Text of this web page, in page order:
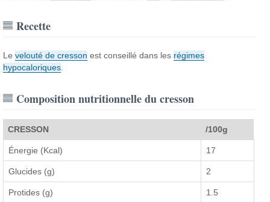
Recette
Levelouté de cresson est conseillé dans les régimes
hypocaloriques
Composition nutritionnelle du cresson
CRESSON /100g
Énergie (Kcal) 17
Glucides (g) 2
Protides (g) 1.5